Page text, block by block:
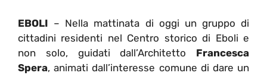
EBOLI – Nella mattinata di oggi un gruppo di
cittadini residenti nel Centro storico di Eboli e
non solo, guidati dall’Architetto Francesca
Spera, animati dall’interesse comune di dare un